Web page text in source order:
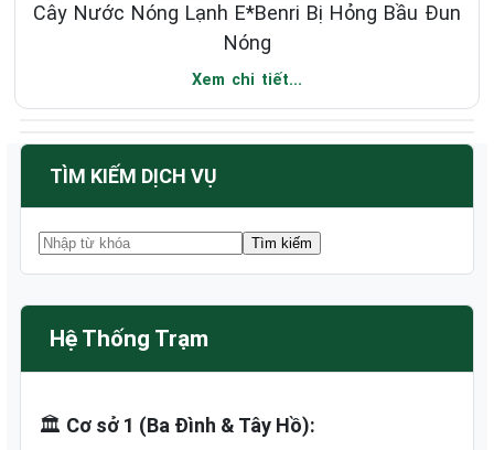
Cây Nước Nóng Lạnh E*Benri Bị Hỏng Bầu Đun
Nóng
Xem chi tiết...
TÌM KIẾM DỊCH VỤ
Hệ Thống Trạm
🏛️ Cơ sở 1 (Ba Đình & Tây Hồ):